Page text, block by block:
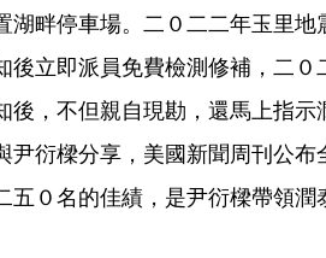
湖畔停車場。二０二二年玉里
後立即派員免費檢測修補，二
後，不但親自現勘，還馬上指
尹衍樑分享，美國新聞周刊公
五０名的佳績，是尹衍樑帶領